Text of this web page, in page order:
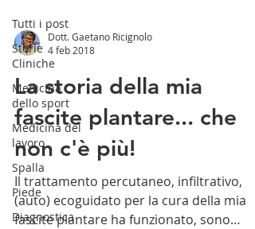
Tutti i post
Storie
Cliniche
Medicina
dello sport
Medicina del
lavoro
Spalla
Piede
Diagnostica
Dott. Gaetano Ricignolo
4 feb 2018
La storia della mia
fascite plantare... che
non c'è più!
Il trattamento percutaneo, infiltrativo,
(auto) ecoguidato per la cura della mia
fascite plantare ha funzionato, sono